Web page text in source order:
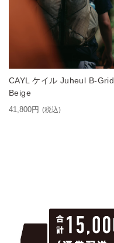
CAYL ケイル Juheul B-Grid
Beige
41,800円 (税込)